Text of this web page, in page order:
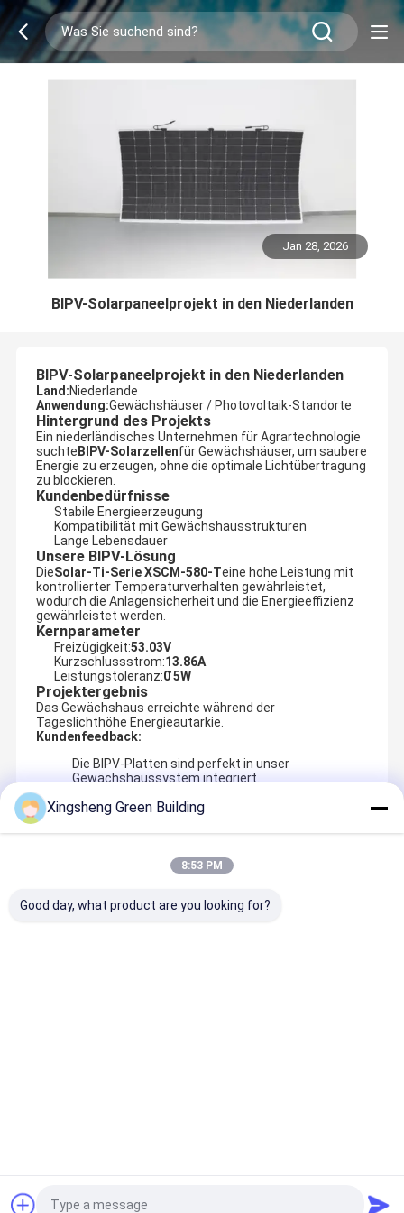
Jan 28, 2026
BIPV-Solarpaneelprojekt in den Niederlanden
BIPV-Solarpaneelprojekt in den Niederlanden
Land:Niederlande
Anwendung:Gewächshäuser / Photovoltaik-Standorte
Hintergrund des Projekts
Ein niederländisches Unternehmen für Agrartechnologie
suchte BIPV-Solarzellenfür Gewächshäuser, um saubere
Energie zu erzeugen, ohne die optimale Lichtübertragung
zu blockieren.
Kundenbedürfnisse
Stabile Energieerzeugung
Kompatibilität mit Gewächshausstrukturen
Lange Lebensdauer
Unsere BIPV-Lösung
DieSolar-Ti-Serie XSCM-580-Teine hohe Leistung mit
kontrollierter Temperaturverhalten gewährleistet,
wodurch die Anlagensicherheit und die Energieeffizienz
gewährleistet werden.
Kernparameter
Freizügigkeit:53.03V
Kurzschlussstrom:13.86A
Leistungstoleranz:0 ̊5W
Projektergebnis
Das Gewächshaus erreichte während der
Tageslichthöhe Energieautarkie.
Kundenfeedback:
Die BIPV-Platten sind perfekt in unser
Gewächshaussystem integriert.
X-solar Green Building Technology Co., Ltd.. All Rights Reserved.
Xingsheng Green Building
8:53 PM
Good day, what product are you looking for?